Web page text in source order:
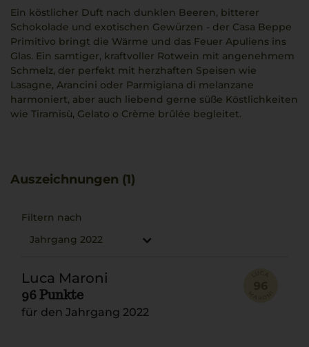
Ein köstlicher Duft nach dunklen Beeren, bitterer
Schokolade und exotischen Gewürzen - der Casa Beppe
Primitivo bringt die Wärme und das Feuer Apuliens ins
Glas. Ein samtiger, kraftvoller Rotwein mit angenehmem
Schmelz, der perfekt mit herzhaften Speisen wie
Lasagne, Arancini oder Parmigiana di melanzane
harmoniert, aber auch liebend gerne süße Köstlichkeiten
wie Tiramisù, Gelato o Crème brûlée begleitet.
Auszeichnungen (1)
Filtern nach
Jahrgang 2022
Luca Maroni
96 Punkte
für den Jahrgang 2022